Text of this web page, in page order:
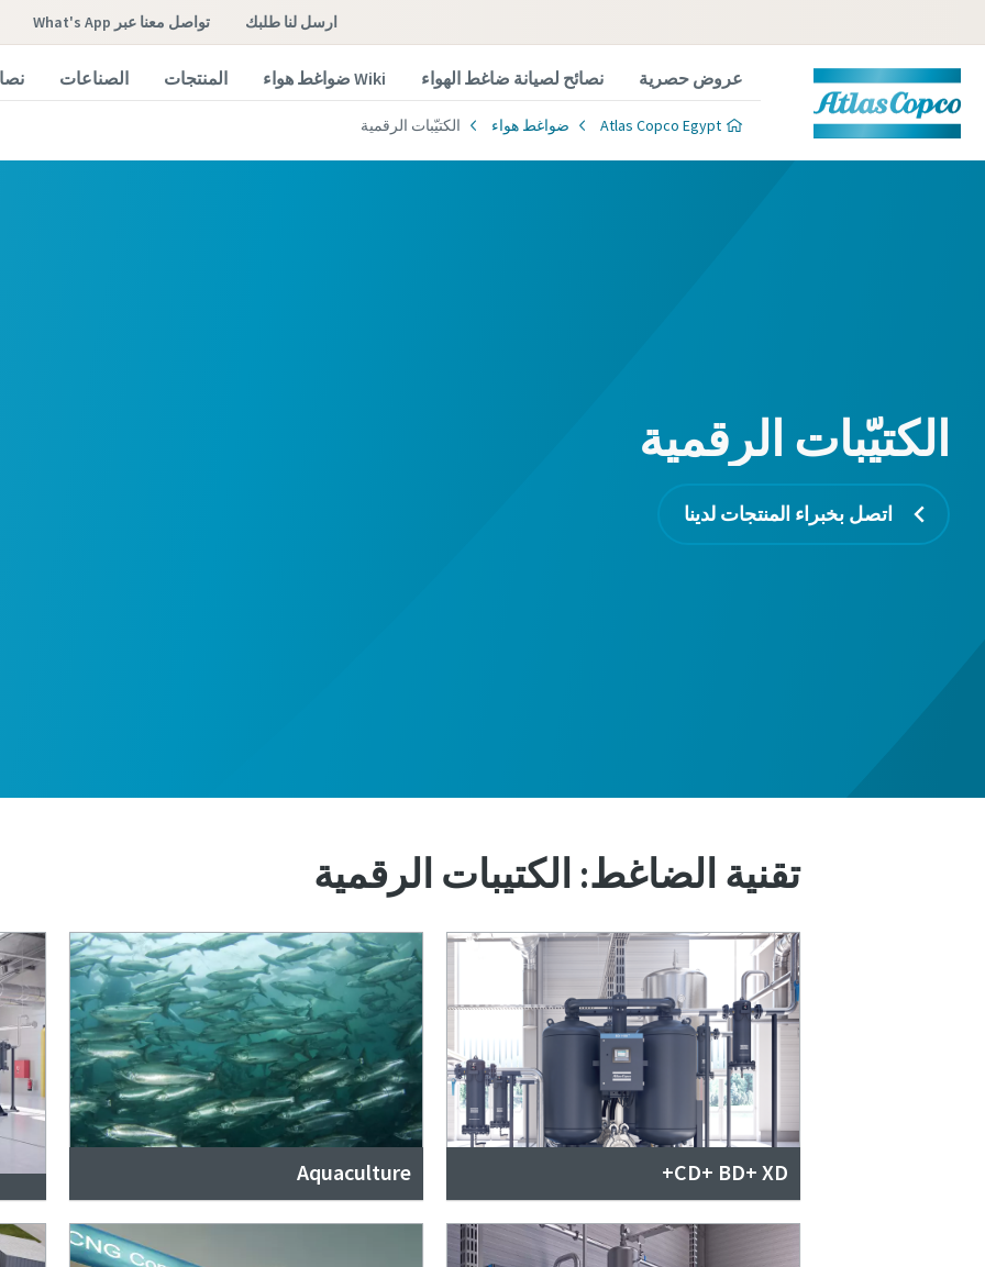
ارسل لنا طلبك تواصل معنا عبر What's App
عروض حصرية نصائح لصيانة ضاغط الهواء Wiki ضواغط هواء المنتجات الصناعات
Atlas Copco Egypt ضواغط هواء الكتيّبات الرقمية
الكتيّبات الرقمية
اتصل بخبراء المنتجات لدينا
تقنية الضاغط: الكتيبات الرقمية
Aquaculture CD+ BD+ XD+